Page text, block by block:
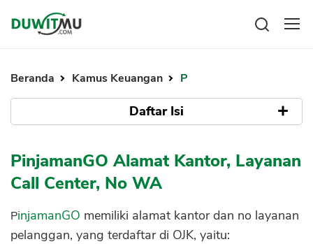
Investasi
Pengeluaran
Asuransi
Mengelola keuangan
Kartu Kredit
KPR
KTA
Pinjaman Online
Hutang
Pinjaman
Kartu Kredit
KTA
KPR
Beranda Kamus Keuangan P
Daftar Isi
PinjamanGO Alamat Kantor, Layanan
Call Center, No WA
PinjamanGO memiliki alamat kantor dan no layanan
pelanggan, yang terdaftar di OJK, yaitu: